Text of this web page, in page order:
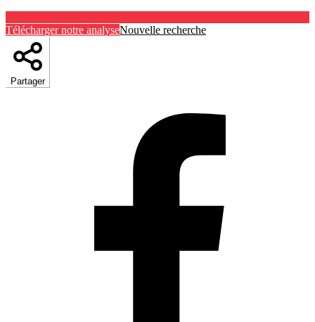
Télécharger notre analyseNouvelle recherche
Partager